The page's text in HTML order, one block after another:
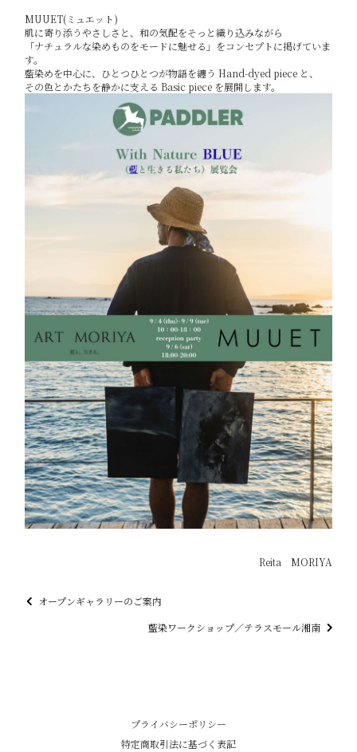
MUUET(ミュエット)
肌に寄り添うやさしさと、和の気配をそっと織り込みながら
「ナチュラルな染めものをモードに魅せる」をコンセプトに掲げていま
す。
藍染めを中心に、ひとつひとつが物語を纏う Hand-dyed piece と、
その色とかたちを静かに支える Basic piece を展開します。
Reita MORIYA
オープンギャラリーのご案内
藍染ワークショップ／テラスモール湘南
プライバシーポリシー
特定商取引法に基づく表記